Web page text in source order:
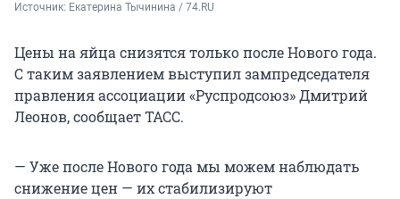
Источник: Екатерина Тычинина / 74.RU
Цены на яйца снизятся только после Нового года.
С таким заявлением выступил зампредседателя
правления ассоциации «Руспродсоюз» Дмитрий
Леонов, сообщает ТАСС.
— Уже после Нового года мы можем наблюдать
снижение цен — их стабилизируют